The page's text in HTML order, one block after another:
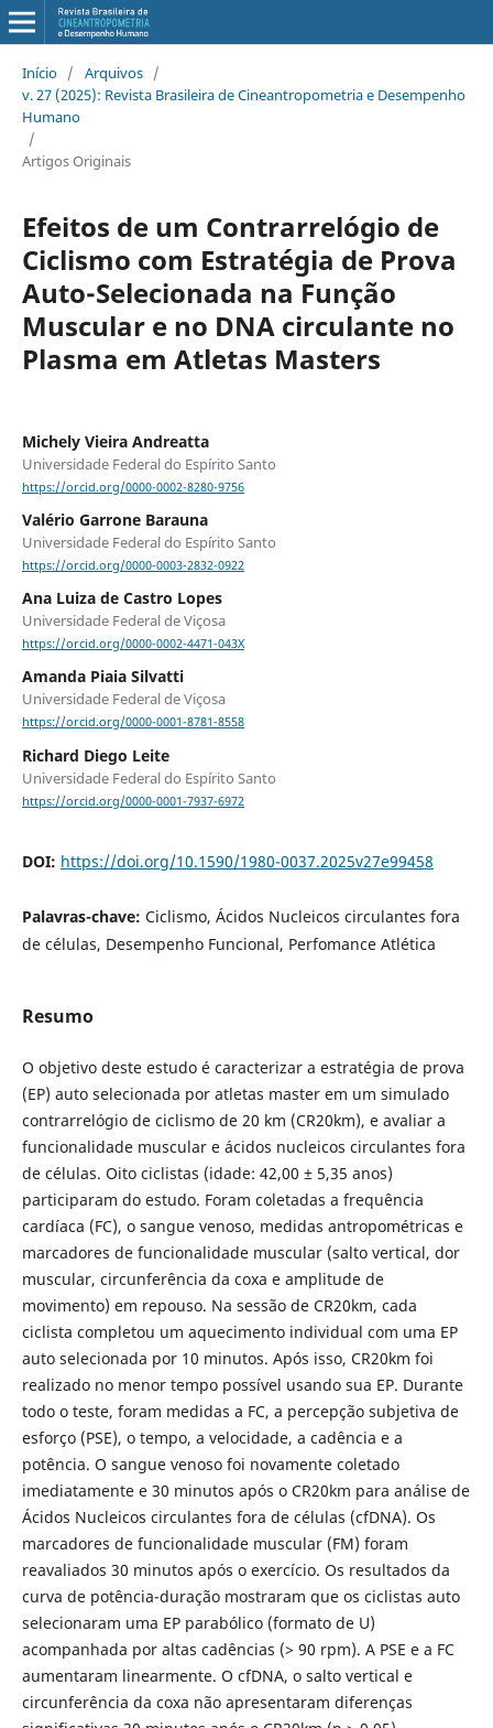
Início / Arquivos /
v. 27 (2025): Revista Brasileira de Cineantropometria e Desempenho
Humano
/
Artigos Originais
Efeitos de um Contrarrelógio de
Ciclismo com Estratégia de Prova
Auto-Selecionada na Função
Muscular e no DNA circulante no
Plasma em Atletas Masters
Michely Vieira Andreatta
Universidade Federal do Espírito Santo
https://orcid.org/0000-0002-8280-9756
Valério Garrone Barauna
Universidade Federal do Espírito Santo
https://orcid.org/0000-0003-2832-0922
Ana Luiza de Castro Lopes
Universidade Federal de Viçosa
https://orcid.org/0000-0002-4471-043X
Amanda Piaia Silvatti
Universidade Federal de Viçosa
https://orcid.org/0000-0001-8781-8558
Richard Diego Leite
Universidade Federal do Espírito Santo
https://orcid.org/0000-0001-7937-6972
DOI: https://doi.org/10.1590/1980-0037.2025v27e99458
Palavras-chave: Ciclismo, Ácidos Nucleicos circulantes fora
de células, Desempenho Funcional, Perfomance Atlética
Resumo
O objetivo deste estudo é caracterizar a estratégia de prova
(EP) auto selecionada por atletas master em um simulado
contrarrelógio de ciclismo de 20 km (CR20km), e avaliar a
funcionalidade muscular e ácidos nucleicos circulantes fora
de células. Oito ciclistas (idade: 42,00 ± 5,35 anos)
participaram do estudo. Foram coletadas a frequência
cardíaca (FC), o sangue venoso, medidas antropométricas e
marcadores de funcionalidade muscular (salto vertical, dor
muscular, circunferência da coxa e amplitude de
movimento) em repouso. Na sessão de CR20km, cada
ciclista completou um aquecimento individual com uma EP
auto selecionada por 10 minutos. Após isso, CR20km foi
realizado no menor tempo possível usando sua EP. Durante
todo o teste, foram medidas a FC, a percepção subjetiva de
esforço (PSE), o tempo, a velocidade, a cadência e a
potência. O sangue venoso foi novamente coletado
imediatamente e 30 minutos após o CR20km para análise de
Ácidos Nucleicos circulantes fora de células (cfDNA). Os
marcadores de funcionalidade muscular (FM) foram
reavaliados 30 minutos após o exercício. Os resultados da
curva de potência-duração mostraram que os ciclistas auto
selecionaram uma EP parabólico (formato de U)
acompanhada por altas cadências (> 90 rpm). A PSE e a FC
aumentaram linearmente. O cfDNA, o salto vertical e
circunferência da coxa não apresentaram diferenças